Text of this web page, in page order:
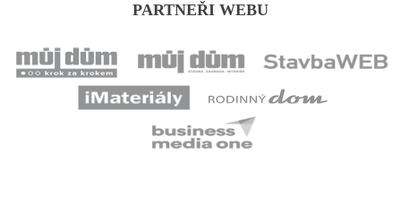
PARTNEŘI WEBU